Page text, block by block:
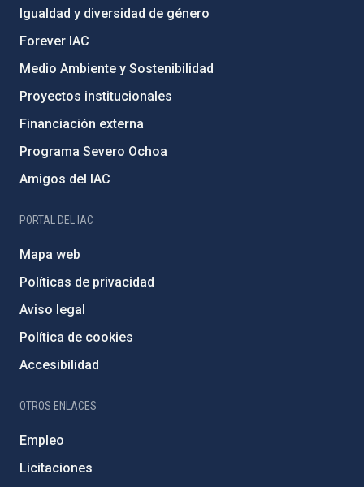
Igualdad y diversidad de género
Forever IAC
Medio Ambiente y Sostenibilidad
Proyectos institucionales
Financiación externa
Programa Severo Ochoa
Amigos del IAC
PORTAL DEL IAC
Mapa web
Políticas de privacidad
Aviso legal
Política de cookies
Accesibilidad
OTROS ENLACES
Empleo
Licitaciones